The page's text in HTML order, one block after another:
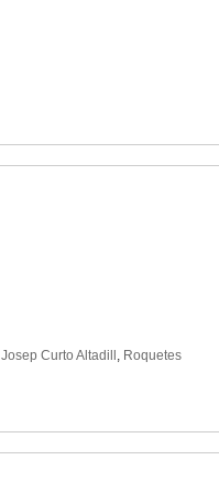
Josep Curto Altadill , Roquetes